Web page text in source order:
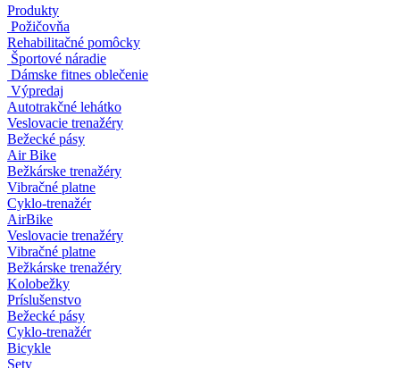
Produkty
Požičovňa
Rehabilitačné pomôcky
Športové náradie
Dámske fitnes oblečenie
Výpredaj
Autotrakčné lehátko
Veslovacie trenažéry
Bežecké pásy
Air Bike
Bežkárske trenažéry
Vibračné platne
Cyklo-trenažér
AirBike
Veslovacie trenažéry
Vibračné platne
Bežkárske trenažéry
Kolobežky
Príslušenstvo
Bežecké pásy
Cyklo-trenažér
Bicykle
Sety